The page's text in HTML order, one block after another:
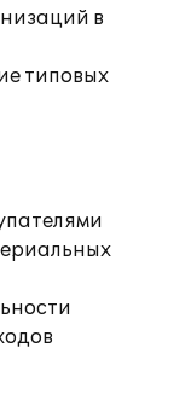
в
типовых